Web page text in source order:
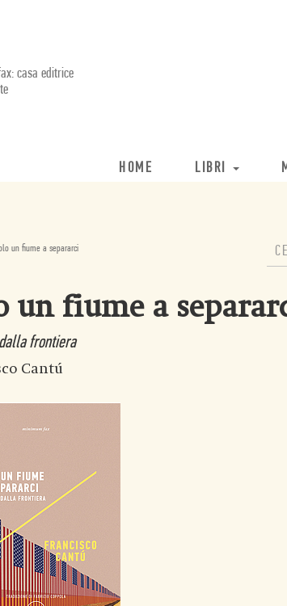
casa editrice
HOME LIBRI
un fiume a separarci
un fiume a
frontiera
Cantú